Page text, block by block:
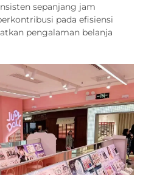
sepanjang jam
pada efisiensi
pengalaman belanja